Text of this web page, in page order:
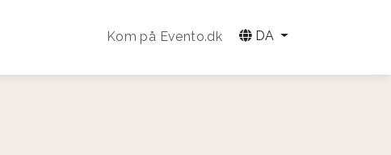
Kom på Evento.dk DA